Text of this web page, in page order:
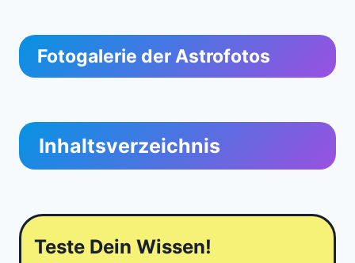
Fotogalerie der Astrofotos
Inhaltsverzeichnis
Teste Dein Wissen!